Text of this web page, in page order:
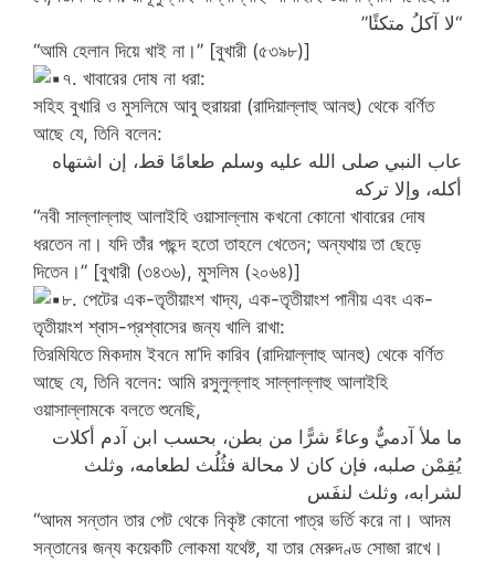
“لا آكلُ متكئًا”
“আমি হেলান দিয়ে খাই না।” [বুখারী (৫৩৯৮)]
৭. খাবারের দোষ না ধরা:
সহিহ বুখারি ও মুসলিমে আবু হুরায়রা (রাদিয়াল্লাহু আনহু) থেকে বর্ণিত
আছে যে, তিনি বলেন:
عاب النبي صلى الله عليه وسلم طعامًا قط، إن اشتهاه
أكله، وإلا تركه
“নবী সাল্লাল্লাহু আলাইহি ওয়াসাল্লাম কখনো কোনো খাবারের দোষ
ধরতেন না। যদি তাঁর পছন্দ হতো তাহলে খেতেন; অন্যথায় তা ছেড়ে
দিতেন।” [বুখারী (৩৪৩৬), মুসলিম (২০৬৪)]
৮. পেটের এক-তৃতীয়াংশ খাদ্য, এক-তৃতীয়াংশ পানীয় এবং এক-
তৃতীয়াংশ শ্বাস-প্রশ্বাসের জন্য খালি রাখা:
তিরমিযিতে মিকদাম ইবনে মা’দি কারিব (রাদিয়াল্লাহু আনহু) থেকে বর্ণিত
আছে যে, তিনি বলেন: আমি রসুলুল্লাহ সাল্লাল্লাহু আলাইহি
ওয়াসাল্লামকে বলতে শুনেছি,
ما ملأ آدميٌّ وعاءً شرًّا من بطن، بحسب ابن آدم أكلات
يُقِمْن صلبه، فإن كان لا محالة فثُلُث لطعامه، وثلث
لشرابه، وثلث لنفَس
“আদম সন্তান তার পেট থেকে নিকৃষ্ট কোনো পাত্র ভর্তি করে না। আদম
সন্তানের জন্য কয়েকটি লোকমা যথেষ্ট, যা তার মেরুদণ্ড সোজা রাখে।